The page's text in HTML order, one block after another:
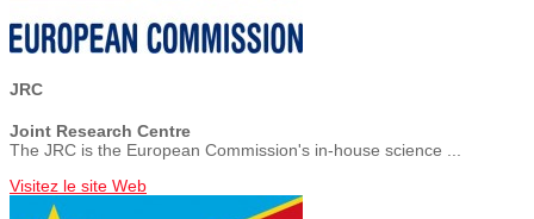
JRC
Joint Research Centre
The JRC is the European Commission's in-house science ...
Visitez le site Web